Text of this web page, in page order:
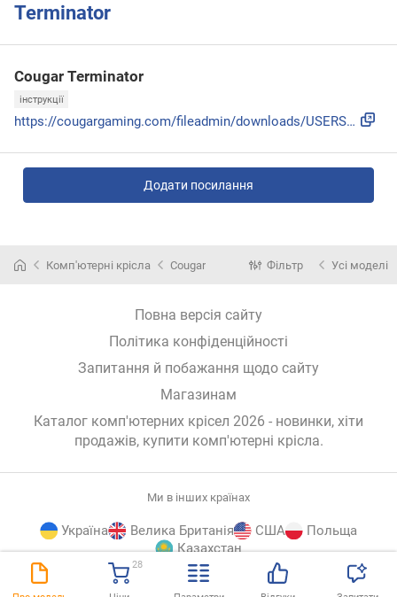
28
Terminator
Cougar Terminator
інструкції
https://cougargaming.com/fileadmin/downloads/USERS_MANUAL/C...
Додати посилання
Комп'ютерні крісла Cougar Фільтр Усі моделі
Повна версія сайту
Політика конфіденційності
Запитання й побажання щодо сайту
Магазинам
Каталог комп'ютерних крісел 2026 - новинки, хіти
продажів, купити комп'ютерні крісла.
Ми в інших країнах
Україна Велика Британія США
Польща
Казахстан